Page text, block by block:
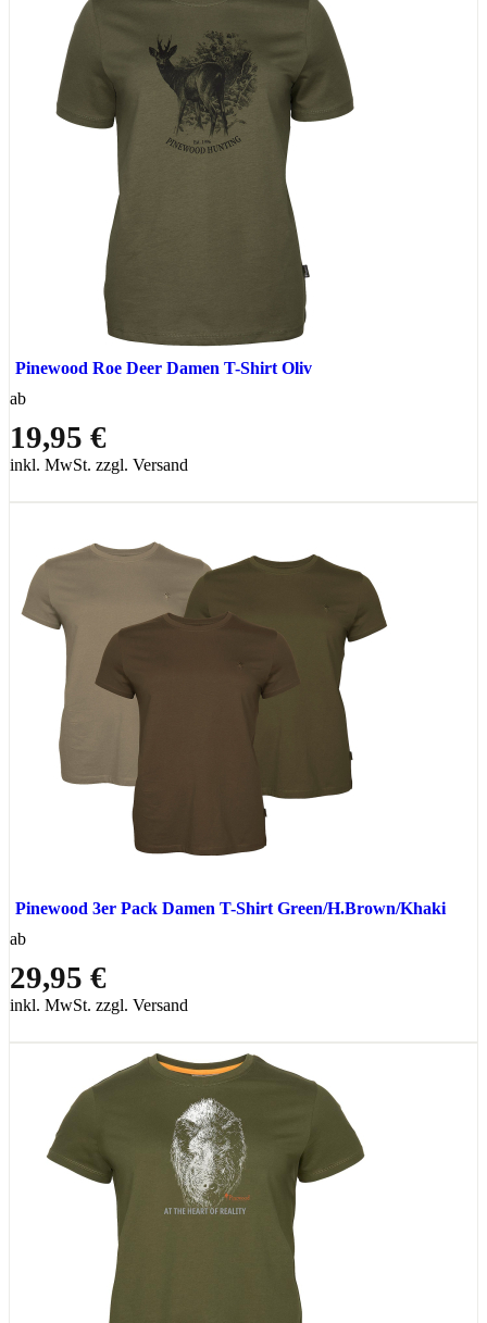
Pinewood Roe Deer Damen T-Shirt Oliv
ab
19,95 €
inkl. MwSt. zzgl. Versand
Pinewood 3er Pack Damen T-Shirt Green/H.Brown/Khaki
ab
29,95 €
inkl. MwSt. zzgl. Versand